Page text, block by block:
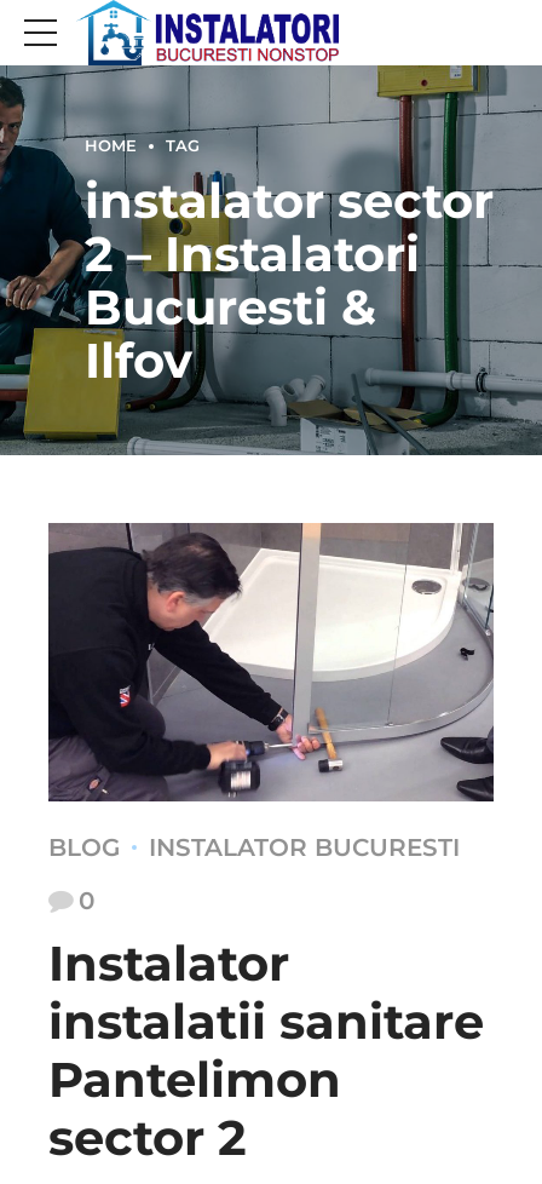
HOME TAG
instalator sector
2 – Instalatori
Bucuresti &
Ilfov
BLOG
INSTALATOR BUCURESTI
0
Instalator
instalatii sanitare
Pantelimon
sector 2